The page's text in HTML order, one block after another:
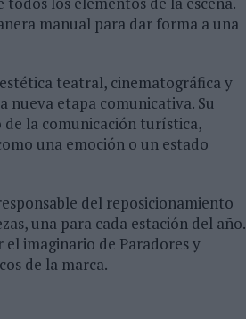
manual para dar forma a una
teatral, cinematográfica y
nueva etapa comunicativa. Su
la comunicación turística,
una emoción o un estado
del reposicionamiento
una para cada estación del año.
imaginario de Paradores y
de la marca.